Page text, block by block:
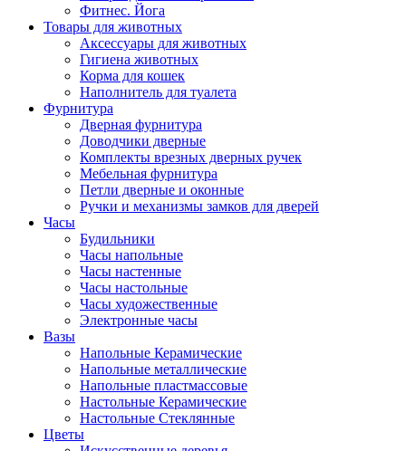
Фитнес. Йога
Товары для животных
Аксессуары для животных
Гигиена животных
Корма для кошек
Наполнитель для туалета
Фурнитура
Дверная фурнитура
Доводчики дверные
Комплекты врезных дверных ручек
Мебельная фурнитура
Петли дверные и оконные
Ручки и механизмы замков для дверей
Часы
Будильники
Часы напольные
Часы настенные
Часы настольные
Часы художественные
Электронные часы
Вазы
Напольные Керамические
Напольные металлические
Напольные пластмассовые
Настольные Керамические
Настольные Стеклянные
Цветы